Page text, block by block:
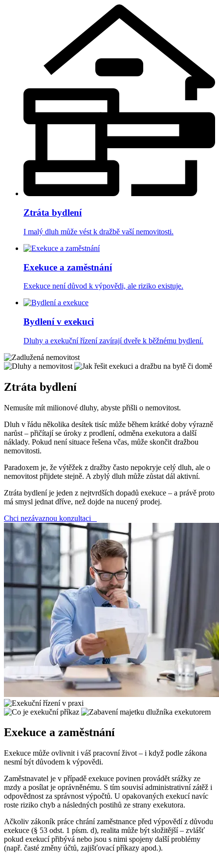
Ztráta bydlení
I malý dluh může vést k dražbě vaší nemovitosti.
Exekuce a zaměstnání
Exekuce není důvod k výpovědi, ale riziko existuje.
Bydlení v exekuci
Dluhy a exekuční řízení zavírají dveře k běžnému bydlení.
Ztráta bydlení
Nemusíte mít milionové dluhy, abyste přišli o nemovitost.
Dluh v řádu několika desítek tisíc může během krátké doby výrazně
narůst – přičítají se úroky z prodlení, odměna exekutora a další
náklady. Pokud není situace řešena včas, může skončit dražbou
nemovitosti.
Paradoxem je, že výtěžek z dražby často nepokryje celý dluh, ale o
nemovitost přijdete stejně. A zbylý dluh může zůstat dál aktivní.
Ztráta bydlení je jeden z nejtvrdších dopadů exekuce – a právě proto
má smysl jednat dříve, než dojde na nucený prodej.
Chci nezávaznou konzultaci
Exekuce a zaměstnání
Exekuce může ovlivnit i váš pracovní život – i když podle zákona
nesmí být důvodem k výpovědi.
Zaměstnavatel je v případě exekuce povinen provádět srážky ze
mzdy a posílat je oprávněnému. S tím souvisí administrativní zátěž i
odpovědnost za správnost výpočtů. U opakovaných exekucí navíc
roste riziko chyb a následných postihů ze strany exekutora.
Ačkoliv zákoník práce chrání zaměstnance před výpovědí z důvodu
exekuce (§ 53 odst. 1 písm. d), realita může být složitější – zvlášť
pokud exekucí přibývá nebo jsou s nimi spojeny další problémy
(např. časté změny účtů, zajišťovací příkazy apod.).